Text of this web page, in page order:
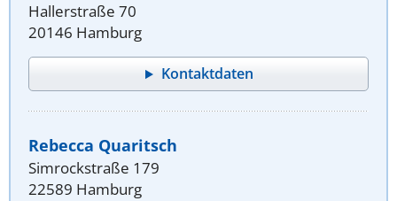
Hallerstraße 70
20146 Hamburg
Kontaktdaten
Rebecca Quaritsch
Simrockstraße 179
22589 Hamburg